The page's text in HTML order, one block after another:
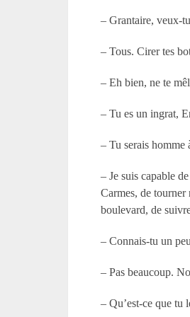
– Grantaire, veux-
– Tous. Cirer tes
– Eh bien, ne te
– Tu es un ingrat,
– Tu serais homme
– Je suis capable
Carmes, de tourner
boulevard, de
– Connais-tu un
– Pas beaucoup.
– Qu’est-ce que tu